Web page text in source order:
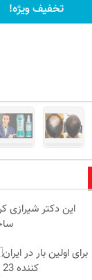
تخفیف ویژه!
این دکتر شیرازی
کننده 23 روزه ساخت!